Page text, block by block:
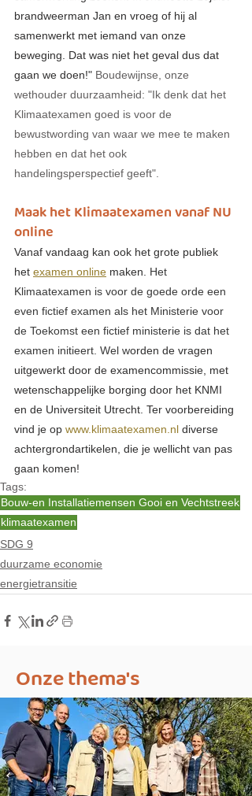
brandweerman Jan en vroeg of hij al
samenwerkt met iemand van onze
beweging. Dat was niet het geval dus dat
gaan we doen!" Boudewijnse, onze
wethouder duurzaamheid: "Ik denk dat het
Klimaatexamen goed is voor de
bewustwording van waar we mee te maken
hebben en dat het ook
handelingsperspectief geeft".
Maak het Klimaatexamen vanaf NU
online
Vanaf vandaag kan ook het grote publiek
het examen online maken. Het
Klimaatexamen is voor de goede orde een
even fictief examen als het Ministerie voor
de Toekomst een fictief ministerie is dat het
examen initieert. Wel worden de vragen
uitgewerkt door de examencommissie, met
wetenschappelijke borging door het KNMI
en de Universiteit Utrecht. Ter voorbereiding
vind je op www.klimaatexamen.nl diverse
achtergrondartikelen, die je wellicht van pas
gaan komen!
Tags:
Bouw-en Installatiemensen Gooi en Vechtstreek
klimaatexamen
SDG 9
duurzame economie
energietransitie
Onze thema's